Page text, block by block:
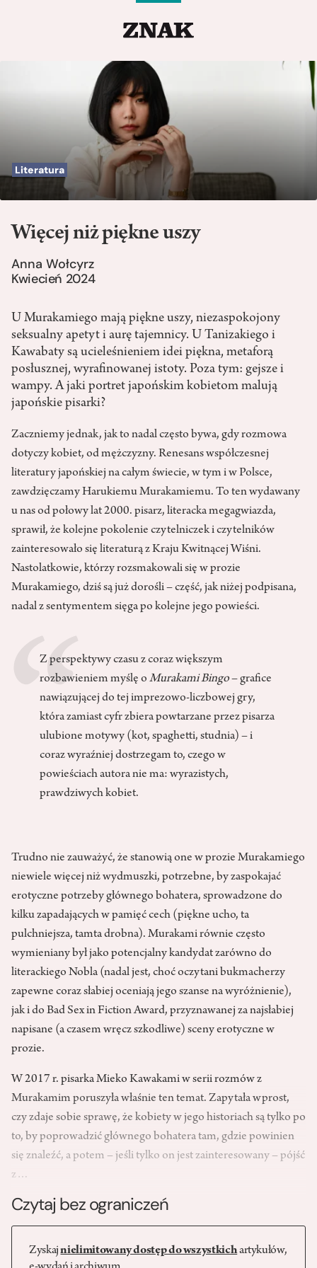
Literatura
Więcej niż piękne uszy
Anna Wołcyrz
Kwiecień 2024
U Murakamiego mają piękne uszy, niezaspokojony
seksualny apetyt i aurę tajemnicy. U Tanizakiego i
Kawabaty są ucieleśnieniem idei piękna, metaforą
posłusznej, wyrafinowanej istoty. Poza tym: gejsze i
wampy. A jaki portret japońskim kobietom malują
japońskie pisarki?
Zaczniemy jednak, jak to nadal często bywa, gdy rozmowa
dotyczy kobiet, od mężczyzny. Renesans współczesnej
literatury japońskiej na całym świecie, w tym i w Polsce,
zawdzięczamy Harukiemu Murakamiemu. To ten wydawany
u nas od połowy lat 2000. pisarz, literacka megagwiazda,
sprawił, że kolejne pokolenie czytelniczek i czytelników
zainteresowało się literaturą z Kraju Kwitnącej Wiśni.
Nastolatkowie, którzy rozsmakowali się w prozie
Murakamiego, dziś są już dorośli – część, jak niżej podpisana,
nadal z sentymentem sięga po kolejne jego powieści.
Z perspektywy czasu z coraz większym
rozbawieniem myślę o Murakami Bingo– grafice
nawiązującej do tej imprezowo-liczbowej gry,
która zamiast cyfr zbiera powtarzane przez pisarza
ulubione motywy (kot, spaghetti, studnia) – i
coraz wyraźniej dostrzegam to, czego w
powieściach autora nie ma: wyrazistych,
prawdziwych kobiet.
Trudno nie zauważyć, że stanowią one w prozie Murakamiego
niewiele więcej niż wydmuszki, potrzebne, by zaspokajać
erotyczne potrzeby głównego bohatera, sprowadzone do
kilku zapadających w pamięć cech (piękne ucho, ta
pulchniejsza, tamta drobna). Murakami równie często
wymieniany był jako potencjalny kandydat zarówno do
literackiego Nobla (nadal jest, choć oczytani bukmacherzy
zapewne coraz słabiej oceniają jego szanse na wyróżnienie),
jak i do Bad Sex in Fiction Award, przyznawanej za najsłabiej
napisane (a czasem wręcz szkodliwe) sceny erotyczne w
prozie.
W 2017 r. pisarka Mieko Kawakami w serii rozmów z
Murakamim poruszyła właśnie ten temat. Zapytała wprost,
czy zdaje sobie sprawę, że kobiety w jego historiach są tylko po
to, by poprowadzić głównego bohatera tam, gdzie powinien
się znaleźć, a potem – jeśli tylko on jest zainteresowany – pójść
z…
Czytaj bez ograniczeń
Zyskajnielimitowany dostęp do wszystkichartykułów,